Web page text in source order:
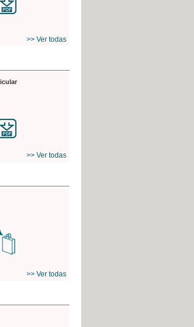
>> Ver todas
>> Ver todas
>> Ver todas